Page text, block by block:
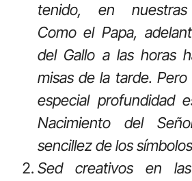
tenido, en nuestras
Como el Papa,
del Gallo a las horas
misas de la tarde.
especial profundidad
Nacimiento del
sencillez de los
Sed creativos en las